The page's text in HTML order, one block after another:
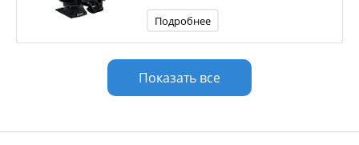
Подробнее
Показать все